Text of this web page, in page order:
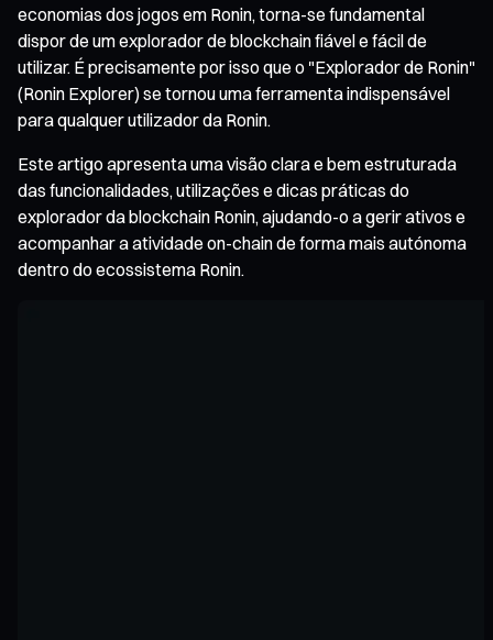
economias dos jogos em Ronin, torna-se fundamental
dispor de um explorador de blockchain fiável e fácil de
utilizar. É precisamente por isso que o "Explorador de Ronin"
(Ronin Explorer) se tornou uma ferramenta indispensável
para qualquer utilizador da Ronin.
Este artigo apresenta uma visão clara e bem estruturada
das funcionalidades, utilizações e dicas práticas do
explorador da blockchain Ronin, ajudando-o a gerir ativos e
acompanhar a atividade on-chain de forma mais autónoma
dentro do ecossistema Ronin.